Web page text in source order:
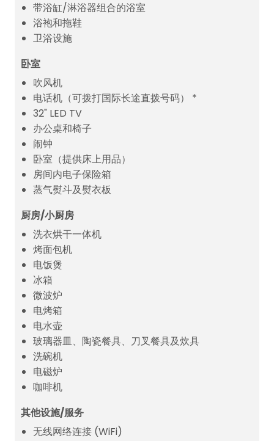
带浴缸/淋浴器组合的浴室
浴袍和拖鞋
卫浴设施
卧室
吹风机
电话机（可拨打国际长途直拨号码） *
32" LED TV
办公桌和椅子
闹钟
卧室（提供床上用品）
房间内电子保险箱
蒸气熨斗及熨衣板
厨房/小厨房
洗衣烘干一体机
烤面包机
电饭煲
冰箱
微波炉
电烤箱
电水壶
玻璃器皿、陶瓷餐具、刀叉餐具及炊具
洗碗机
电磁炉
咖啡机
其他设施/服务
无线网络连接 (WiFi)